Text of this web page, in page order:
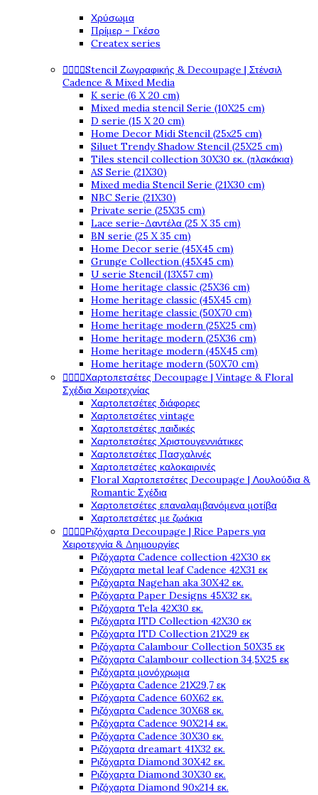
Χρύσωμα
Πρίμερ - Γκέσο
Createx series
Stencil Ζωγραφικής & Decoupage | Στένσιλ
Cadence & Mixed Media
K serie (6 X 20 cm)
Mixed media stencil Serie (10X25 cm)
D serie (15 X 20 cm)
Home Decor Midi Stencil (25x25 cm)
Siluet Trendy Shadow Stencil (25X25 cm)
Tiles stencil collection 30X30 εκ. (πλακάκια)
AS Serie (21X30)
Mixed media Stencil Serie (21X30 cm)
NBC Serie (21X30)
Private serie (25X35 cm)
Lace serie-Δαντέλα (25 X 35 cm)
BN serie (25 X 35 cm)
Home Decor serie (45X45 cm)
Grunge Collection (45X45 cm)
U serie Stencil (13X57 cm)
Home heritage classic (25X36 cm)
Home heritage classic (45X45 cm)
Home heritage classic (50X70 cm)
Home heritage modern (25X25 cm)
Home heritage modern (25X36 cm)
Home heritage modern (45X45 cm)
Home heritage modern (50X70 cm)
Χαρτοπετσέτες Decoupage | Vintage & Floral
Σχέδια Χειροτεχνίας
Χαρτοπετσέτες διάφορες
Χαρτοπετσέτες vintage
Χαρτοπετσέτες παιδικές
Χαρτοπετσέτες Χριστουγεννιάτικες
Χαρτοπετσέτες Πασχαλινές
Χαρτοπετσέτες καλοκαιρινές
Floral Χαρτοπετσέτες Decoupage | Λουλούδια &
Romantic Σχέδια
Χαρτοπετσέτες επαναλαμβανόμενα μοτίβα
Χαρτοπετσέτες με ζωάκια
Ριζόχαρτα Decoupage | Rice Papers για
Χειροτεχνία & Δημιουργίες
Ριζόχαρτα Cadence collection 42X30 εκ
Ριζόχαρτα metal leaf Cadence 42X31 εκ
Ριζόχαρτα Nagehan aka 30X42 εκ.
Ριζόχαρτα Paper Designs 45X32 εκ.
Ριζόχαρτα Tela 42Χ30 εκ.
Ριζόχαρτα ITD Collection 42X30 εκ
Ριζόχαρτα ITD Collection 21X29 εκ
Ριζόχαρτα Calambour Collection 50X35 εκ
Ριζόχαρτα Calambour collection 34,5X25 εκ
Ριζόχαρτα μονόχρωμα
Ριζόχαρτα Cadence 21Χ29,7 εκ
Ριζόχαρτα Cadence 60X62 εκ.
Ριζόχαρτα Cadence 30X68 εκ.
Ριζόχαρτα Cadence 90X214 εκ.
Ριζόχαρτα Cadence 30X30 εκ.
Ριζόχαρτα dreamart 41X32 εκ.
Ριζόχαρτα Diamond 30X42 εκ.
Ριζόχαρτα Diamond 30X30 εκ.
Ριζόχαρτα Diamond 90x214 εκ.